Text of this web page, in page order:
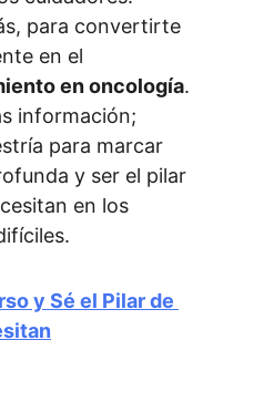
para convertirte
en el
en oncología.
información;
para marcar
y ser el pilar
en los
y Sé el Pilar de